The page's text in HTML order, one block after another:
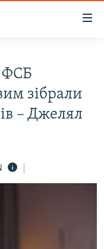
ФСБ
зібрали
– Джелял